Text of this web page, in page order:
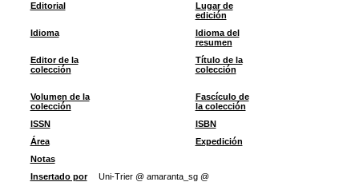
Editorial
Lugar de
edición
Idioma
Idioma del
resumen
Editor de la
colección
Título de la
colección
Volumen de la
colección
Fascículo de
la colección
ISSN
ISBN
Área
Expedición
Notas
Insertado por
Uni-Trier @ amaranta_sg @